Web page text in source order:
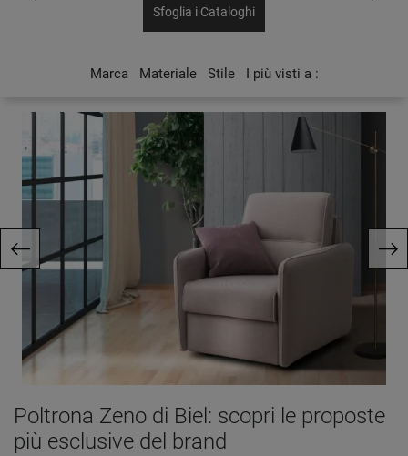
Sfoglia i Cataloghi
Marca Materiale Stile I più visti a :
Poltrona Zeno di Biel: scopri le proposte
più esclusive del brand